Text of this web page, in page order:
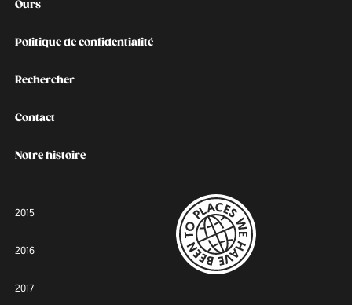
Ours
Politique de confidentialité
Rechercher
Contact
Notre histoire
2015
2016
2017